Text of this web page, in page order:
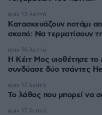
Κατασκευάζουν ποτάμι
σκοπό: Να τερματίσουν
πριν 13 λεπτά
Η Κέιτ Μος υιοθέτησε
συνδύασε δύο τσάντες
πριν 16 λεπτά
Το λάθος που μπορεί να
πριν 17 λεπτά
πριν 17 λεπτά